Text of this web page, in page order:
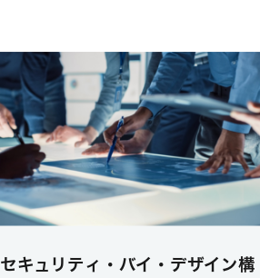
セキュリティ・バイ・デザイン構